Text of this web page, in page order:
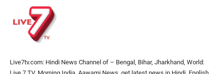
Live7tv.com: Hindi News Channel of – Bengal, Bihar, Jharkhand, World: